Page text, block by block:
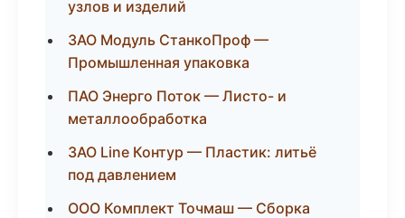
узлов и изделий
ЗАО Модуль СтанкоПроф —
Промышленная упаковка
ПАО Энерго Поток — Листо- и
металлообработка
ЗАО Line Контур — Пластик: литьё
под давлением
ООО Комплект Точмаш — Сборка